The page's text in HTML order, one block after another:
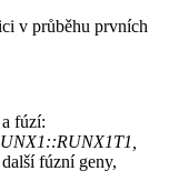
v průběhu prvních
fúzí:
další fúzní geny,